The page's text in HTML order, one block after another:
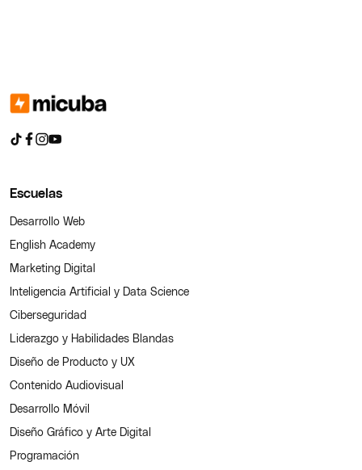
Escuelas
Desarrollo Web
English Academy
Marketing Digital
Inteligencia Artificial y Data Science
Ciberseguridad
Liderazgo y Habilidades Blandas
Diseño de Producto y UX
Contenido Audiovisual
Desarrollo Móvil
Diseño Gráfico y Arte Digital
Programación